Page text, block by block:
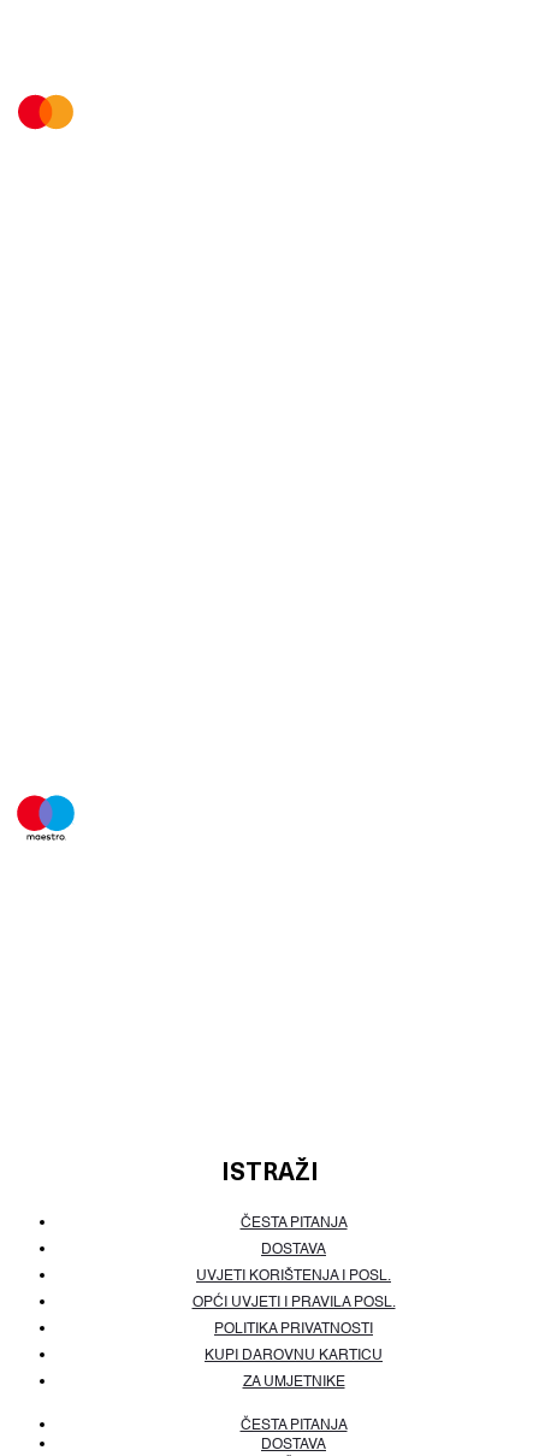
ISTRAŽI
ČESTA PITANJA
DOSTAVA
UVJETI KORIŠTENJA I POSL.
OPĆI UVJETI I PRAVILA POSL.
POLITIKA PRIVATNOSTI
KUPI DAROVNU KARTICU
ZA UMJETNIKE
ČESTA PITANJA
DOSTAVA